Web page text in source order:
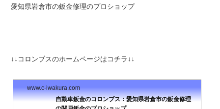
愛知県岩倉市の鈑金修理のプロショップ
↓↓コロンブスのホームページはコチラ↓↓
www.c-iwakura.com
自動車鈑金のコロンブス：愛知県岩倉市の鈑金修理